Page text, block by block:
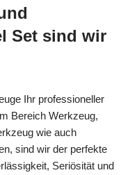
Set sind wir
Ihr professioneller
Bereich Werkzeug,
wie auch
sind wir der perfekte
Seriösität und